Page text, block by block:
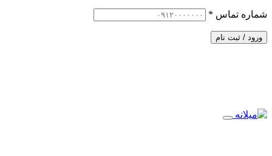
شماره تماس *
ورود / ثبت نام